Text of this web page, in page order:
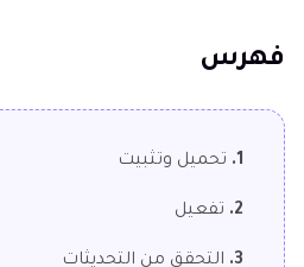
فهرس
1. تحميل وتثبيت
2. تفعيل
3. التحقق من التحديثات